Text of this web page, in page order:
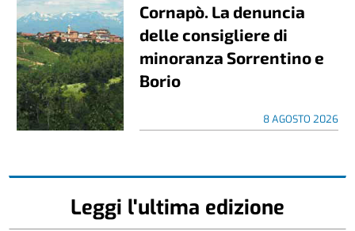
Cornapò. La denuncia
delle consigliere di
minoranza Sorrentino e
Borio
8 AGOSTO 2026
Leggi l'ultima edizione